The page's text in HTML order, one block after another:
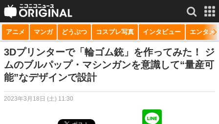
サービス一覧 もっと見る
niconico
動画
生放送
アニメ マンガ どうぶつ コスプレ写真 インタビュー エンタメ
3Dプリンターで「輪ゴム銃」を作ってみた！ ジ
ムのブルパップ・マシンガンを意識して“量産可
能”なデザインで設計
2023年3月18日 (土) 11:30